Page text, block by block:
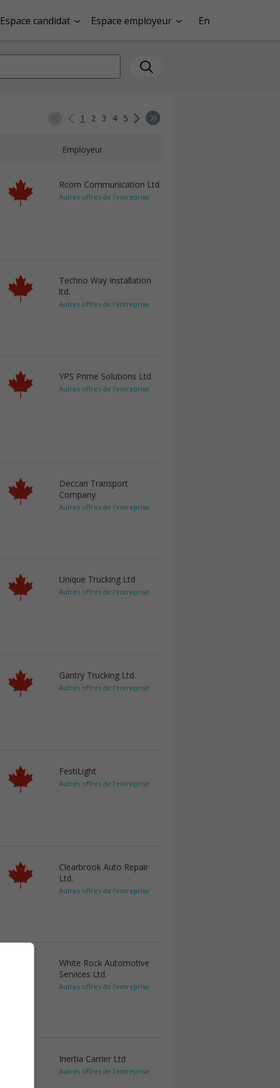
Espace candidat Espace employeur En
1 2 3 4 5
Employeur
Rcom Communication Ltd
Autres offres de l'entreprise
Techno Way Installation
ltd.
Autres offres de l'entreprise
YPS Prime Solutions Ltd
Autres offres de l'entreprise
Deccan Transport
Company
Autres offres de l'entreprise
Unique Trucking Ltd
Autres offres de l'entreprise
Gantry Trucking Ltd.
Autres offres de l'entreprise
FestiLight
Autres offres de l'entreprise
Clearbrook Auto Repair
Ltd.
Autres offres de l'entreprise
White Rock Automotive
Services Ltd.
Autres offres de l'entreprise
Inertia Carrier Ltd
Autres offres de l'entreprise